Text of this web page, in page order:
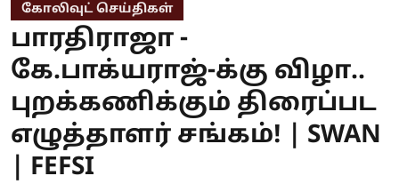
கோலிவுட் செய்திகள்
பாரதிராஜா -
கே.பாக்யராஜ்-க்கு விழா..
புறக்கணிக்கும் திரைப்பட
எழுத்தாளர் சங்கம்! | SWAN
| FEFSI